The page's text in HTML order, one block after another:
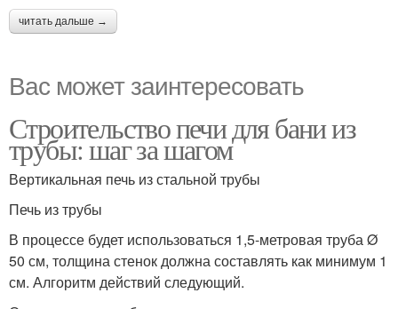
читать дальше →
Вас может заинтересовать
Строительство печи для бани из
трубы: шаг за шагом
Вертикальная печь из стальной трубы
Печь из трубы
В процессе будет использоваться 1,5-метровая труба Ø
50 см, толщина стенок должна составлять как минимум 1
см. Алгоритм действий следующий.